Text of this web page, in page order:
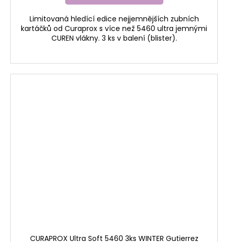
Limitovaná hledící edice nejjemnějších zubních
kartáčků od Curaprox s více než 5460 ultra jemnými
CUREN vlákny. 3 ks v balení (blister).
CURAPROX Ultra Soft 5460 3ks WINTER Gutierrez